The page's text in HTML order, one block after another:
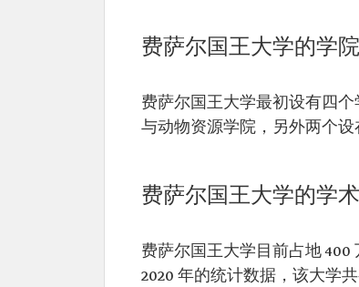
费萨尔国王大学的学院
费萨尔国王大学最初设有四
与动物资源学院，另外两个设
费萨尔国王大学的学
费萨尔国王大学目前占地 400
2020 年的统计数据，该大学